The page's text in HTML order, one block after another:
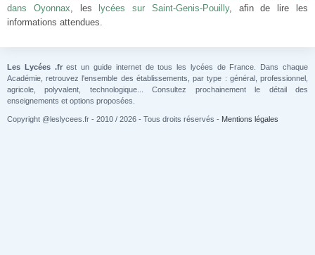
dans Oyonnax, les lycées sur Saint-Genis-Pouilly, afin de lire les
informations attendues.
Les Lycées .frest un guide internet de tous les lycées de France. Dans chaque
Académie, retrouvez l'ensemble des établissements, par type : général, professionnel,
agricole, polyvalent, technologique... Consultez prochainement le détail des
enseignements et options proposées.
Copyright @leslycees.fr - 2010 / 2026 - Tous droits réservés - Mentions légales